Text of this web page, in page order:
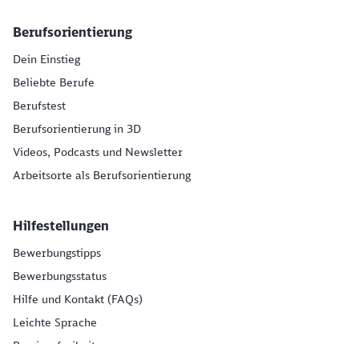
Berufsorientierung
Dein Einstieg
Beliebte Berufe
Berufstest
Berufsorientierung in 3D
Videos, Podcasts und Newsletter
Arbeitsorte als Berufsorientierung
Hilfestellungen
Bewerbungstipps
Bewerbungsstatus
Hilfe und Kontakt (FAQs)
Leichte Sprache